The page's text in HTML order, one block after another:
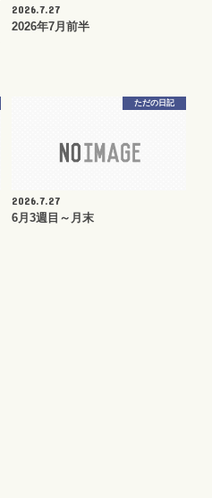
2026.7.27
2026年7月前半
ただの日記
2026.7.27
6月3週目～月末